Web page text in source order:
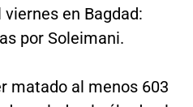
en Bagdad:
por Soleimani.
matado al menos 603